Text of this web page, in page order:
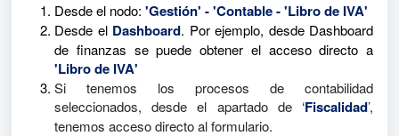
Desde el nodo: 'Gestión' - 'Contable - 'Libro de IVA'
Desde el Dashboard. Por ejemplo, desde Dashboard
de finanzas se puede obtener el acceso directo a
'Libro de IVA'
Si tenemos los procesos de contabilidad
seleccionados, desde el apartado de ‘Fiscalidad’,
tenemos acceso directo al formulario.